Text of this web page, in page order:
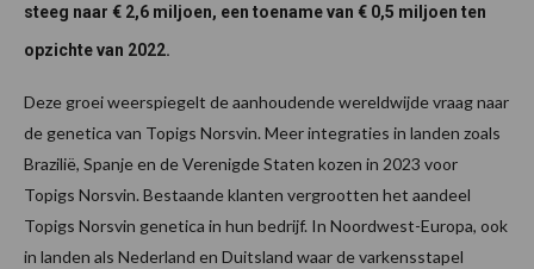
steeg naar € 2,6 miljoen, een toename van € 0,5 miljoen ten
opzichte van 2022.
Deze groei weerspiegelt de aanhoudende wereldwijde vraag naar
de genetica van Topigs Norsvin. Meer integraties in landen zoals
Brazilië, Spanje en de Verenigde Staten kozen in 2023 voor
Topigs Norsvin. Bestaande klanten vergrootten het aandeel
Topigs Norsvin genetica in hun bedrijf. In Noordwest-Europa, ook
in landen als Nederland en Duitsland waar de varkensstapel